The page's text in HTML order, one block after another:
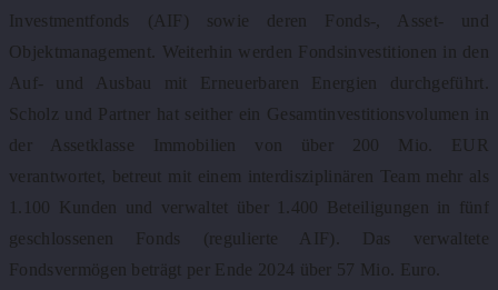
Investmentfonds (AIF) sowie deren Fonds-, Asset- und
Objektmanagement. Weiterhin werden Fondsinvestitionen in den
Auf- und Ausbau mit Erneuerbaren Energien durchgeführt.
Scholz und Partner hat seither ein Gesamtinvestitionsvolumen in
der Assetklasse Immobilien von über 200 Mio. EUR
verantwortet, betreut mit einem interdisziplinären Team mehr als
1.100 Kunden und verwaltet über 1.400 Beteiligungen in fünf
geschlossenen Fonds (regulierte AIF). Das verwaltete
Fondsvermögen beträgt per Ende 2024 über 57 Mio. Euro.